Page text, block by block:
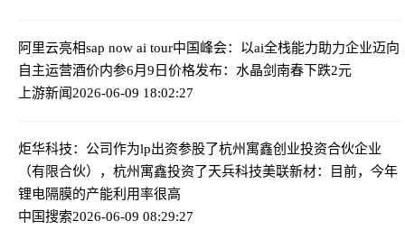
阿里云亮相sap now ai tour中国峰会：以ai全栈能力助力企业迈向
自主运营酒价内参6月9日价格发布：水晶剑南春下跌2元
上游新闻2026-06-09 18:02:27
炬华科技：公司作为lp出资参股了杭州寓鑫创业投资合伙企业
（有限合伙），杭州寓鑫投资了天兵科技美联新材：目前，今年
锂电隔膜的产能利用率很高
中国搜索2026-06-09 08:29:27